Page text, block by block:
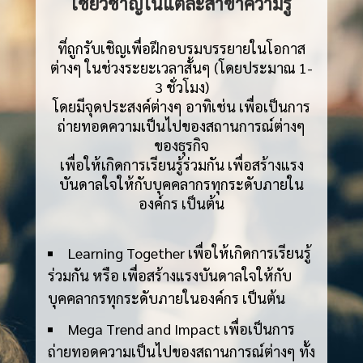
ที่ถูกรับเชิญเพื่อฝึกอบรมบรรยายในโอกาส
ต่างๆ ในช่วงระยะเวลาสั้นๆ (โดยประมาณ 1-
3 ชั่วโมง)
โดยมีจุดประสงค์ต่างๆ อาทิเช่น เพื่อเป็นการ
ถ่ายทอดความเป็นไปของสถานการณ์ต่างๆ
ของธุรกิจ
เพื่อให้เกิดการเรียนรู้ร่วมกัน เพื่อสร้างแรง
บันดาลใจให้กับบุคคลากรทุกระดับภายใน
องค์กร เป็นต้น
Learning Together เพื่อให้เกิดการเรียนรู้
ร่วมกัน หรือ เพื่อสร้างแรงบันดาลใจให้กับ
บุคคลากรทุกระดับภายในองค์กร เป็นต้น
Mega Trend and Impact เพื่อเป็นการ
ถ่ายทอดความเป็นไปของสถานการณ์ต่างๆ ทั้ง